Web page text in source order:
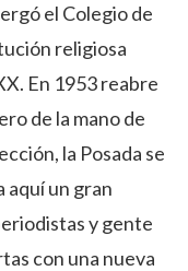
el Colegio de
religiosa
En 1953 reabre
de la mano de
la Posada se
aquí un gran
y gente
con una nueva